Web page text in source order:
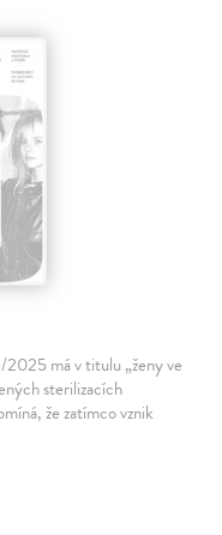
2025 má v titulu „ženy ve
sterilizacích
že zatímco vznik